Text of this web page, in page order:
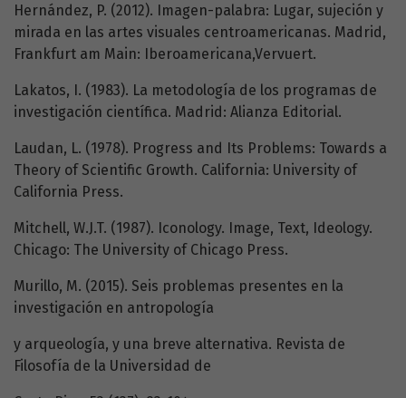
Hernández, P. (2012). Imagen-palabra: Lugar, sujeción y
mirada en las artes visuales centroamericanas. Madrid,
Frankfurt am Main: Iberoamericana,Vervuert.
Lakatos, I. (1983). La metodología de los programas de
investigación científica. Madrid: Alianza Editorial.
Laudan, L. (1978). Progress and Its Problems: Towards a
Theory of Scientific Growth. California: University of
California Press.
Mitchell, W.J.T. (1987). Iconology. Image, Text, Ideology.
Chicago: The University of Chicago Press.
Murillo, M. (2015). Seis problemas presentes en la
investigación en antropología
y arqueología, y una breve alternativa. Revista de
Filosofía de la Universidad de